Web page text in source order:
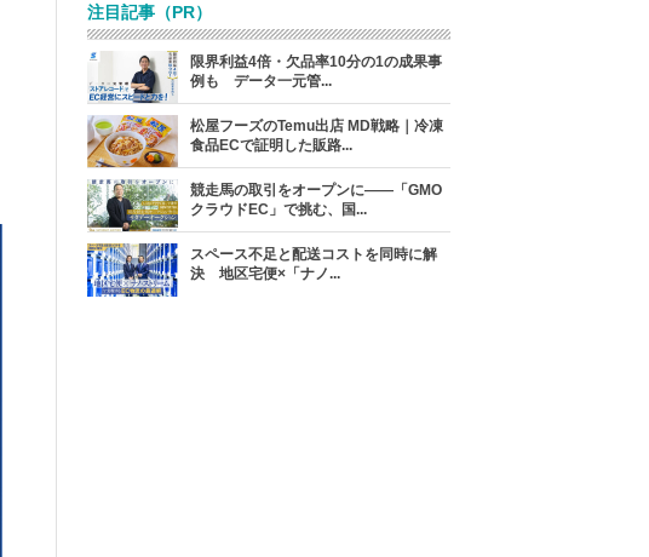
注目記事（PR）
限界利益4倍・欠品率10分の1の成果事
例も データ一元管...
松屋フーズのTemu出店 MD戦略｜冷凍
食品ECで証明した販路...
競走馬の取引をオープンに――「GMO
クラウドEC」で挑む、国...
スペース不足と配送コストを同時に解
決 地区宅便×「ナノ...